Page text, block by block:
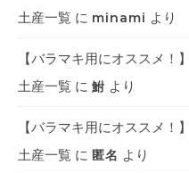
土産一覧 に minami より
【バラマキ用にオススメ！
土産一覧 に 鮒 より
【バラマキ用にオススメ！
土産一覧 に 匿名 より